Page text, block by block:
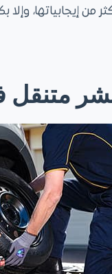
من إيجابياتها،
متنقل